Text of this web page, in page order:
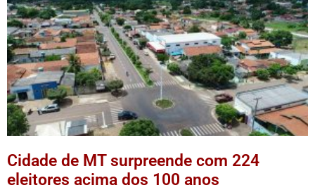
Cidade de MT surpreende com 224
eleitores acima dos 100 anos